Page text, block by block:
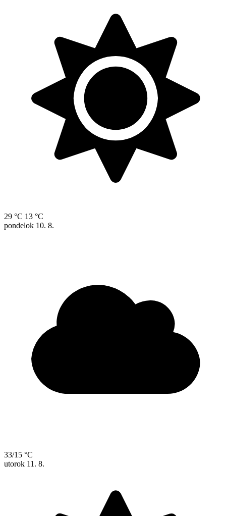
29 °C 13 °C
pondelok 10. 8.
33/15 °C
utorok 11. 8.